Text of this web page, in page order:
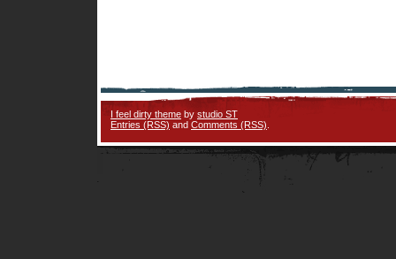
I feel dirty theme by studio ST
Entries (RSS) and Comments (RSS)